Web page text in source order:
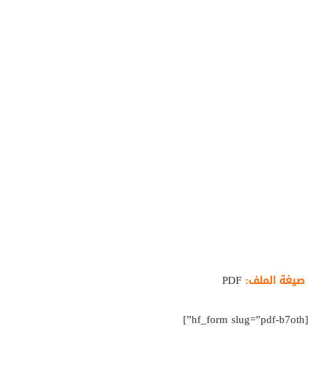
صيغة الملف:
[hf_form slug=”pdf-b7oth”]